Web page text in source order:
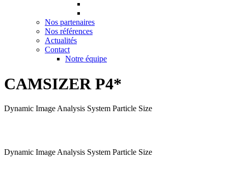
Nos partenaires
Nos références
Actualités
Contact
Notre équipe
CAMSIZER P4*
Dynamic Image Analysis System Particle Size
Dynamic Image Analysis System Particle Size